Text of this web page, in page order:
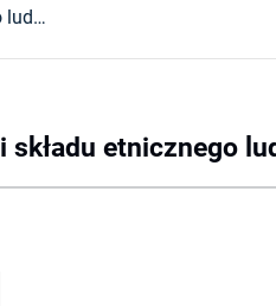
Zmiany liczebności i składu etnicznego ludności Krymu w I połowie XX wieku
etnicznego